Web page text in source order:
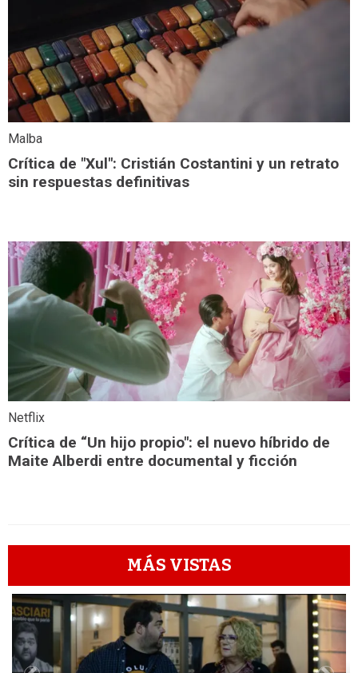
Malba
Crítica de "Xul": Cristián Costantini y un retrato
sin respuestas definitivas
Netflix
Crítica de “Un hijo propio": el nuevo híbrido de
Maite Alberdi entre documental y ficción
MÁS VISTAS
1